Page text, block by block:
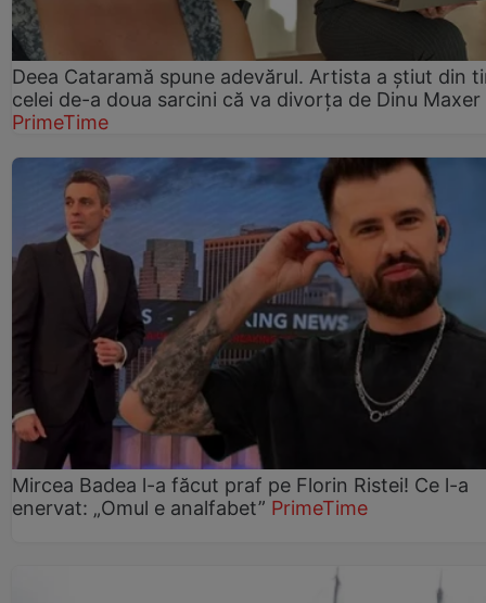
Deea Cataramă spune adevărul. Artista a știut din
celei de-a doua sarcini că va divorța de Dinu Maxer
PrimeTime
Mircea Badea l-a făcut praf pe Florin Ristei! Ce l-a
enervat: „Omul e analfabet” PrimeTime